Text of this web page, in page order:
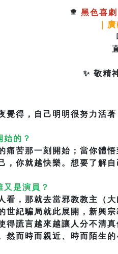
♕ 黑色喜劇
｜
✨ 敬精
覺得，自己明明很努力活
始的？
痛苦那一刻開始；當你體
，你就越快樂。想要了解自
又是演員？
看，那就去當邪教教主（
世紀騙局就此展開，新興
得謊言越來越讓人分不清
然而時而親近、時而陌生